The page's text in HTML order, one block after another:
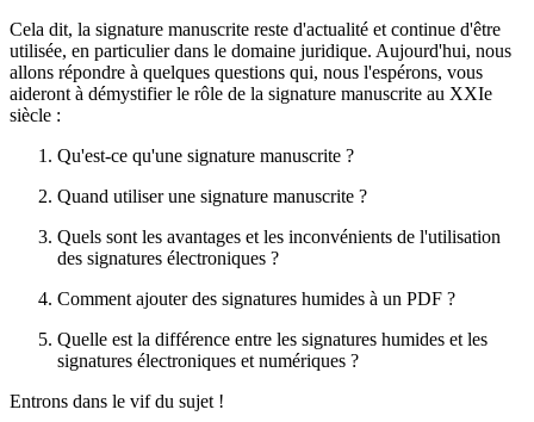
Cela dit, la signature manuscrite reste d'actualité et continue d'être
utilisée, en particulier dans le domaine juridique. Aujourd'hui, nous
allons répondre à quelques questions qui, nous l'espérons, vous
aideront à démystifier le rôle de la signature manuscrite au XXIe
siècle :
Qu'est-ce qu'une signature manuscrite ?
Quand utiliser une signature manuscrite ?
Quels sont les avantages et les inconvénients de l'utilisation
des signatures électroniques ?
Comment ajouter des signatures humides à un PDF ?
Quelle est la différence entre les signatures humides et les
signatures électroniques et numériques ?
Entrons dans le vif du sujet !